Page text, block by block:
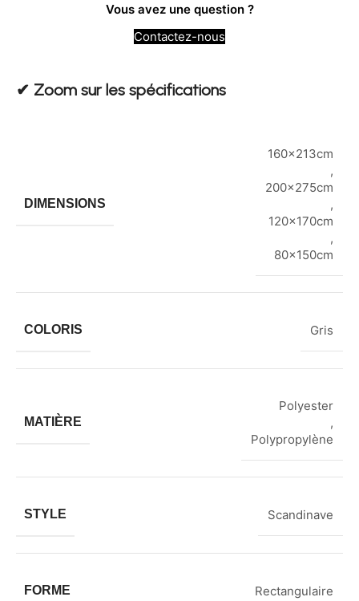
Vous avez une question ?
Contactez-nous
✔︎ Zoom sur les spécifications
DIMENSIONS
160x213cm
,
200x275cm
,
120x170cm
,
80x150cm
COLORIS Gris
MATIÈRE
Polyester
,
Polypropylène
STYLE Scandinave
FORME Rectangulaire